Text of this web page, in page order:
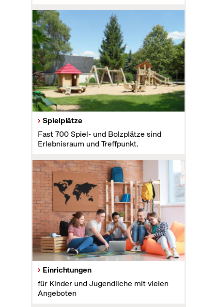
Spielplätze
Fast 700 Spiel- und Bolzplätze sind
Erlebnisraum und Treffpunkt.
Einrichtungen
für Kinder und Jugendliche mit vielen
Angeboten